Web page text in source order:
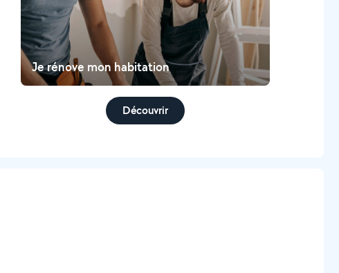
Je rénove mon habitation
Découvrir